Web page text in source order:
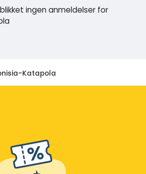
ingen anmeldelser for
Katapola